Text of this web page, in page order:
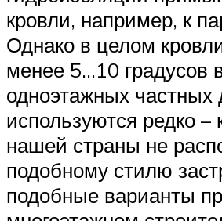
кровли, например, к
Однако в целом
менее 5…10 градусов
одноэтажных частных
используются редко –
нашей страны не
подобному стилю
подобные варианты